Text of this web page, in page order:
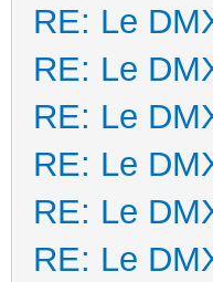
RE: Le
RE: Le
RE: Le
RE: Le
RE: Le
RE: Le